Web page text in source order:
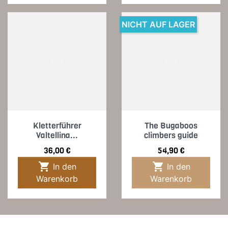
Kletterführer
Valtellina...
Preis
36,00 €

Warenkorb
The Bugaboos
climbers guide
Preis
54,90 €

Warenkorb
NICHT AUF LAGER